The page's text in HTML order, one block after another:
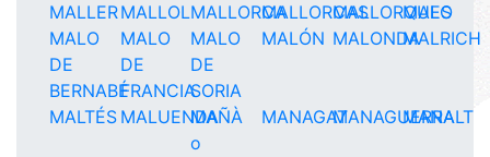
MALLERMALLOLMALLORCAMALLORCASMALLORQUES
MALO
MALO
DE
BERNABÉ
MALO
DE
FRANCIA
MALO
DE
SORIA
MALÓN MALONDAMALRICH
MALTÉS MALUENDAMAÑÀ
o
MANAGATMANAGUERRA
MANALT